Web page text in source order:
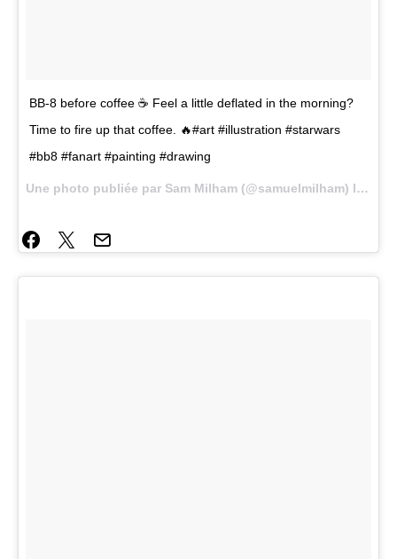
BB-8 before coffee ☕ Feel a little deflated in the morning?
Time to fire up that coffee. 🔥#art #illustration #starwars
#bb8 #fanart #painting #drawing
Une photo publiée par Sam Milham (@samuelmilham) le